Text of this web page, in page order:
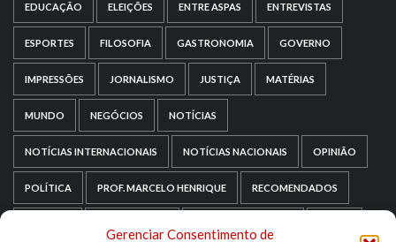
Gerenciar Consentimento de
EDUCAÇÃO ELEIÇÕES ENTRE ASPAS ENTREVISTAS
ESPORTES FILOSOFIA GASTRONOMIA GOVERNO
IMPRESSÕES JORNALISMO JUSTIÇA MATÉRIAS
MUNDO NEGÓCIOS NOTÍCIAS
NOTÍCIAS INTERNACIONAIS NOTÍCIAS NACIONAIS OPINIÃO
POLÍTICA PROF. MARCELO HENRIQUE RECOMENDADOS